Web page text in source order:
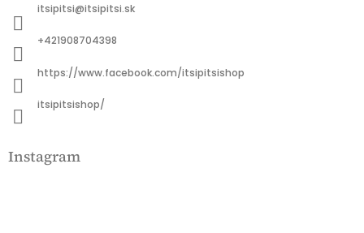
itsipitsi@itsipitsi.sk
+421908704398
https://www.facebook.com/itsipitsishop
itsipitsishop/
Instagram